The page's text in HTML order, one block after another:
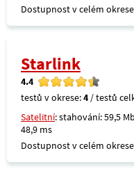
Dostupnost v celém
Starlink
4.4
testů v okrese:4 / testů
Satelitní: stahování: 59,5
48,9 ms
Dostupnost v celém